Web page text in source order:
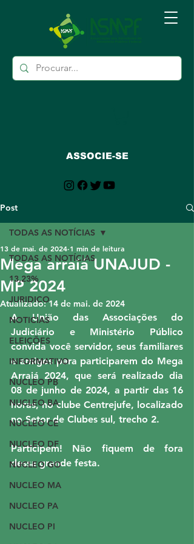
ASSOCIE-SE
Post
TODAS AS NOTÍCIAS
13,23%
JURIDICO
NOTICIAS
ELEIÇÕES
INFORMATIVO
NUCLEO PB
NUCLEO BA
NUCLEO CE
NUCLEO DF
NUCLEO GO
NUCLEO MA
NUCLEO PA
NUCLEO PI
TODAS AS NOTÍCIAS
Mega arraiá UNAJUD -
MP 2024
13 de mai. de 2024 1 min de leitura
Atualizado:14 de mai. de 2024
A União das Associações do
Judiciário e Ministério Público
convida você servidor, seus familiares
e amigos para participarem do Mega
Arraiá 2024, que será realizado dia
08 de junho de 2024, a partir das 16
horas, no clube Centrejufe, localizado
no Setor de Clubes sul, trecho 2.
Participem! Não fiquem de fora
dessa grande festa.